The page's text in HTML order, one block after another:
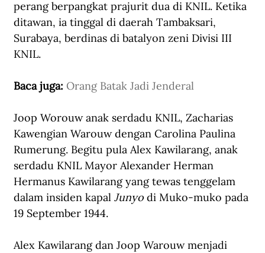
perang berpangkat prajurit dua di KNIL. Ketika
ditawan, ia tinggal di daerah Tambaksari,
Surabaya, berdinas di batalyon zeni Divisi III
KNIL.
Baca juga: Orang Batak Jadi Jenderal
Joop Worouw anak serdadu KNIL, Zacharias
Kawengian Warouw dengan Carolina Paulina
Rumerung. Begitu pula Alex Kawilarang, anak
serdadu KNIL Mayor Alexander Herman
Hermanus Kawilarang yang tewas tenggelam
dalam insiden kapal Junyo di Muko-muko pada
19 September 1944.
Alex Kawilarang dan Joop Warouw menjadi